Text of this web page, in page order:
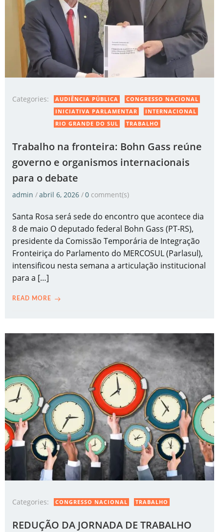
Categories: AUDIÊNCIA PÚBLICA
CONGRESSO NACIONAL
INICIATIVA PARLAMENTAR
INTERNACIONAL
RIO GRANDE DO SUL
TRABALHO
Trabalho na fronteira: Bohn Gass reúne
governo e organismos internacionais
para o debate
admin /abril 6, 2026 /0 comment(s)
Santa Rosa será sede do encontro que acontece dia
8 de maio O deputado federal Bohn Gass (PT-RS),
presidente da Comissão Temporária de Integração
Fronteiriça do Parlamento do MERCOSUL (Parlasul),
intensificou nesta semana a articulação institucional
para a […]
READ MORE
Categories: CONGRESSO NACIONAL TRABALHO
REDUÇÃO DA JORNADA DE TRABALHO